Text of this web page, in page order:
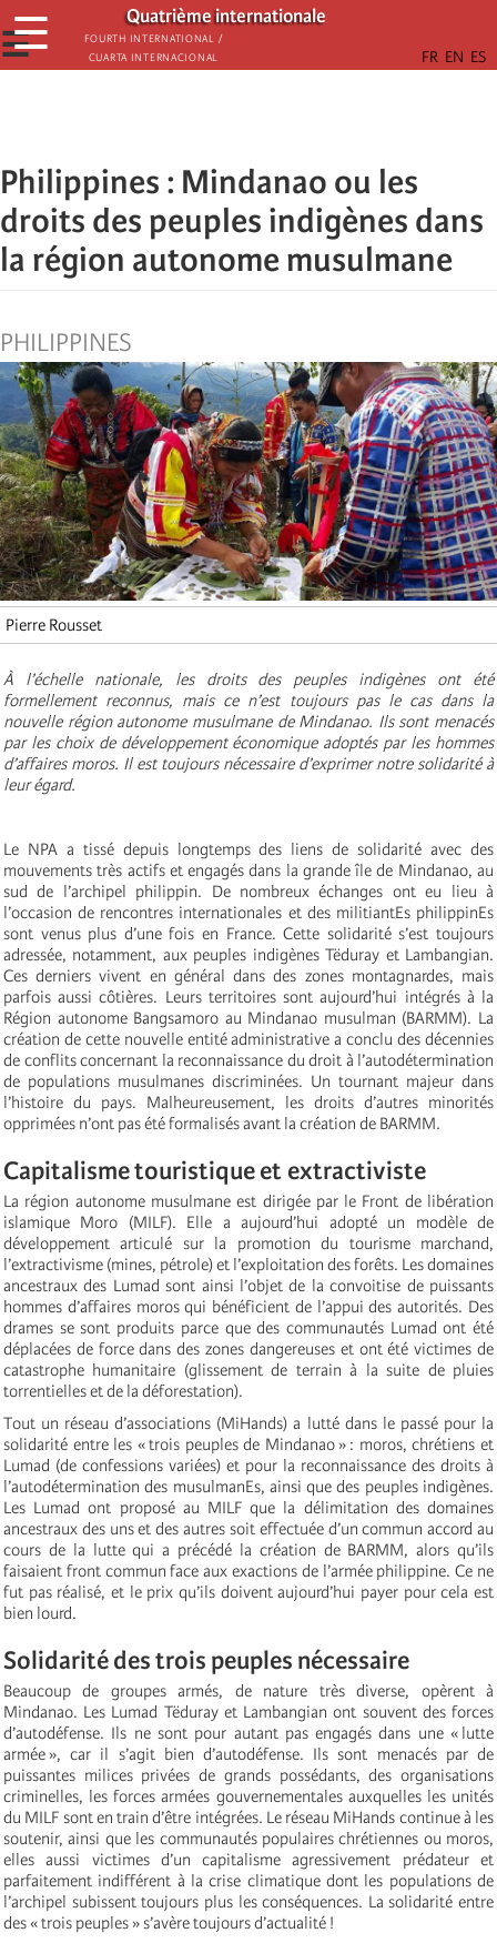
Passar
para
o
Quatrième internationale
Fourth International /
Cuarta Internacional
☰
☰
Philippines : Mindanao ou les
droits des peuples indigènes dans
la région autonome musulmane
PHILIPPINES
Pierre Rousset
À l’échelle nationale, les droits des peuples indigènes ont été
formellement reconnus, mais ce n’est toujours pas le cas dans la
nouvelle région autonome musulmane de Mindanao. Ils sont menacés
par les choix de développement économique adoptés par les hommes
d’affaires moros. Il est toujours nécessaire d’exprimer notre solidarité à
leur égard.
Le NPA a tissé depuis longtemps des liens de solidarité avec des
mouvements très actifs et engagés dans la grande île de Mindanao, au
sud de l’archipel philippin. De nombreux échanges ont eu lieu à
l’occasion de rencontres internationales et des militiantEs philippinEs
sont venus plus d’une fois en France. Cette solidarité s’est toujours
adressée, notamment, aux peuples indigènes Tëduray et Lambangian.
Ces derniers vivent en général dans des zones montagnardes, mais
parfois aussi côtières. Leurs territoires sont aujourd’hui intégrés à la
Région autonome Bangsamoro au Mindanao musulman (BARMM). La
création de cette nouvelle entité administrative a conclu des décennies
de conflits concernant la reconnaissance du droit à l’autodétermination
de populations musulmanes discriminées. Un tournant majeur dans
l’histoire du pays. Malheureusement, les droits d’autres minorités
opprimées n’ont pas été formalisés avant la création de BARMM.
Capitalisme touristique et extractiviste
La région autonome musulmane est dirigée par le Front de libération
islamique Moro (MILF). Elle a aujourd’hui adopté un modèle de
développement articulé sur la promotion du tourisme marchand,
l’extractivisme (mines, pétrole) et l’exploitation des forêts. Les domaines
ancestraux des Lumad sont ainsi l’objet de la convoitise de puissants
hommes d’affaires moros qui bénéficient de l’appui des autorités. Des
drames se sont produits parce que des communautés Lumad ont été
déplacées de force dans des zones dangereuses et ont été victimes de
catastrophe humanitaire (glissement de terrain à la suite de pluies
torrentielles et de la déforestation).
Tout un réseau d’associations (MiHands) a lutté dans le passé pour la
solidarité entre les « trois peuples de Mindanao » : moros, chrétiens et
Lumad (de confessions variées) et pour la reconnaissance des droits à
l’autodétermination des musulmanEs, ainsi que des peuples indigènes.
Les Lumad ont proposé au MILF que la délimitation des domaines
ancestraux des uns et des autres soit effectuée d’un commun accord au
cours de la lutte qui a précédé la création de BARMM, alors qu’ils
faisaient front commun face aux exactions de l’armée philippine. Ce ne
fut pas réalisé, et le prix qu’ils doivent aujourd’hui payer pour cela est
bien lourd.
Solidarité des trois peuples nécessaire
Beaucoup de groupes armés, de nature très diverse, opèrent à
Mindanao. Les Lumad Tëduray et Lambangian ont souvent des forces
d’autodéfense. Ils ne sont pour autant pas engagés dans une « lutte
armée », car il s’agit bien d’autodéfense. Ils sont menacés par de
puissantes milices privées de grands possédants, des organisations
criminelles, les forces armées gouvernementales auxquelles les unités
du MILF sont en train d’être intégrées. Le réseau MiHands continue à les
soutenir, ainsi que les communautés populaires chrétiennes ou moros,
elles aussi victimes d’un capitalisme agressivement prédateur et
parfaitement indifférent à la crise climatique dont les populations de
l’archipel subissent toujours plus les conséquences. La solidarité entre
des « trois peuples » s’avère toujours d’actualité !